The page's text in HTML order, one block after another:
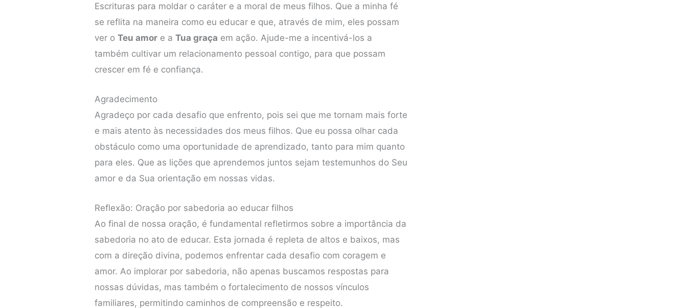
Escrituras para moldar o caráter e a moral de meus filhos. Que a minha fé
se reflita na maneira como eu educar e que, através de mim, eles possam
ver oTeu amor e aTua graça em ação. Ajude-me a incentivá-los a
também cultivar um relacionamento pessoal contigo, para que possam
crescer em fé e confiança.
Agradecimento
Agradeço por cada desafio que enfrento, pois sei que me tornam mais forte
e mais atento às necessidades dos meus filhos. Que eu possa olhar cada
obstáculo como uma oportunidade de aprendizado, tanto para mim quanto
para eles. Que as lições que aprendemos juntos sejam testemunhos do Seu
amor e da Sua orientação em nossas vidas.
Reflexão: Oração por sabedoria ao educar filhos
Ao final de nossa oração, é fundamental refletirmos sobre a importância da
sabedoria no ato de educar. Esta jornada é repleta de altos e baixos, mas
com a direção divina, podemos enfrentar cada desafio com coragem e
amor. Ao implorar por sabedoria, não apenas buscamos respostas para
nossas dúvidas, mas também o fortalecimento de nossos vínculos
familiares, permitindo caminhos de compreensão e respeito.